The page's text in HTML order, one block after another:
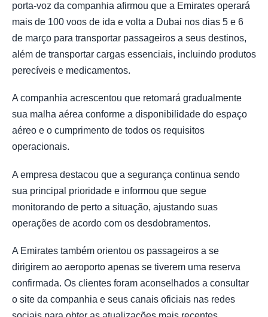
porta-voz da companhia afirmou que a Emirates operará
mais de 100 voos de ida e volta a Dubai nos dias 5 e 6
de março para transportar passageiros a seus destinos,
além de transportar cargas essenciais, incluindo produtos
perecíveis e medicamentos.
A companhia acrescentou que retomará gradualmente
sua malha aérea conforme a disponibilidade do espaço
aéreo e o cumprimento de todos os requisitos
operacionais.
A empresa destacou que a segurança continua sendo
sua principal prioridade e informou que segue
monitorando de perto a situação, ajustando suas
operações de acordo com os desdobramentos.
A Emirates também orientou os passageiros a se
dirigirem ao aeroporto apenas se tiverem uma reserva
confirmada. Os clientes foram aconselhados a consultar
o site da companhia e seus canais oficiais nas redes